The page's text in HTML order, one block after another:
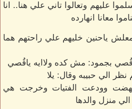
عليهم وتعالوا تاني علي هنا.. انا
معانا انهارده
ياحنين خليهم علي راحتهم هما
قُصي بجمود: مش كده ولاايه ياقُصي
الي حبيبه وقال: يلا
نهضت وودعت الفتيات وخرجت هي
منزل والدها